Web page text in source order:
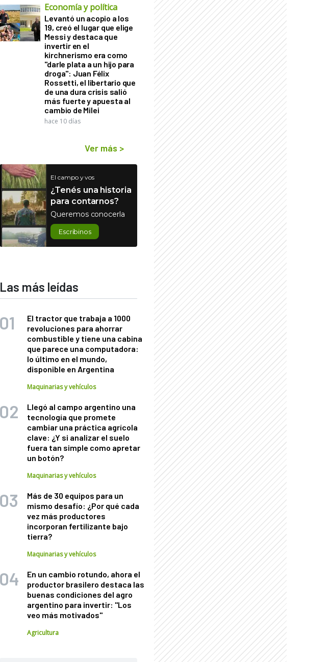
Economía y política
Levantó un acopio a los
19, creó el lugar que elige
Messi y destaca que
invertir en el
kirchnerismo era como
"darle plata a un hijo para
droga": Juan Félix
Rossetti, el libertario que
de una dura crisis salió
más fuerte y apuesta al
cambio de Milei
hace 10 días
Ver más >
El campo y vos
¿Tenés una historia
para contarnos?
Queremos conocerla
Escribinos
Las más leídas
El tractor que trabaja a 1000
revoluciones para ahorrar
combustible y tiene una cabina
que parece una computadora:
lo último en el mundo,
disponible en Argentina
Maquinarias y vehículos
Llegó al campo argentino una
tecnología que promete
cambiar una práctica agrícola
clave: ¿Y si analizar el suelo
fuera tan simple como apretar
un botón?
Maquinarias y vehículos
Más de 30 equipos para un
mismo desafío: ¿Por qué cada
vez más productores
incorporan fertilizante bajo
tierra?
Maquinarias y vehículos
En un cambio rotundo, ahora el
productor brasilero destaca las
buenas condiciones del agro
argentino para invertir: "Los
veo más motivados"
Agricultura